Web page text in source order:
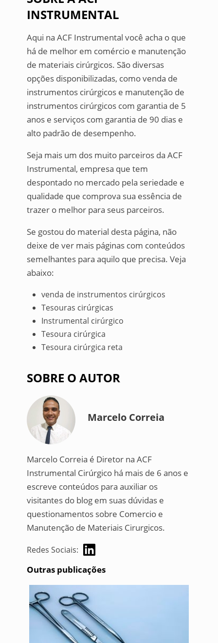
INSTRUMENTAL
Aqui na ACF Instrumental você acha o que
há de melhor em comércio e manutenção
de materiais cirúrgicos. São diversas
opções disponibilizadas, como venda de
instrumentos cirúrgicos e manutenção de
instrumentos cirúrgicos com garantia de 5
anos e serviços com garantia de 90 dias e
alto padrão de desempenho.
Seja mais um dos muito parceiros da ACF
Instrumental, empresa que tem
despontado no mercado pela seriedade e
qualidade que comprova sua essência de
trazer o melhor para seus parceiros.
Se gostou do material desta página, não
deixe de ver mais páginas com conteúdos
semelhantes para aquilo que precisa. Veja
abaixo:
venda de instrumentos cirúrgicos
Tesouras cirúrgicas
Instrumental cirúrgico
Tesoura cirúrgica
Tesoura cirúrgica reta
SOBRE O AUTOR
Marcelo Correia
Marcelo Correia é Diretor na ACF
Instrumental Cirúrgico há mais de 6 anos e
escreve conteúdos para auxiliar os
visitantes do blog em suas dúvidas e
questionamentos sobre Comercio e
Manutenção de Materiais Cirurgicos.
Redes Sociais:
Outras publicações